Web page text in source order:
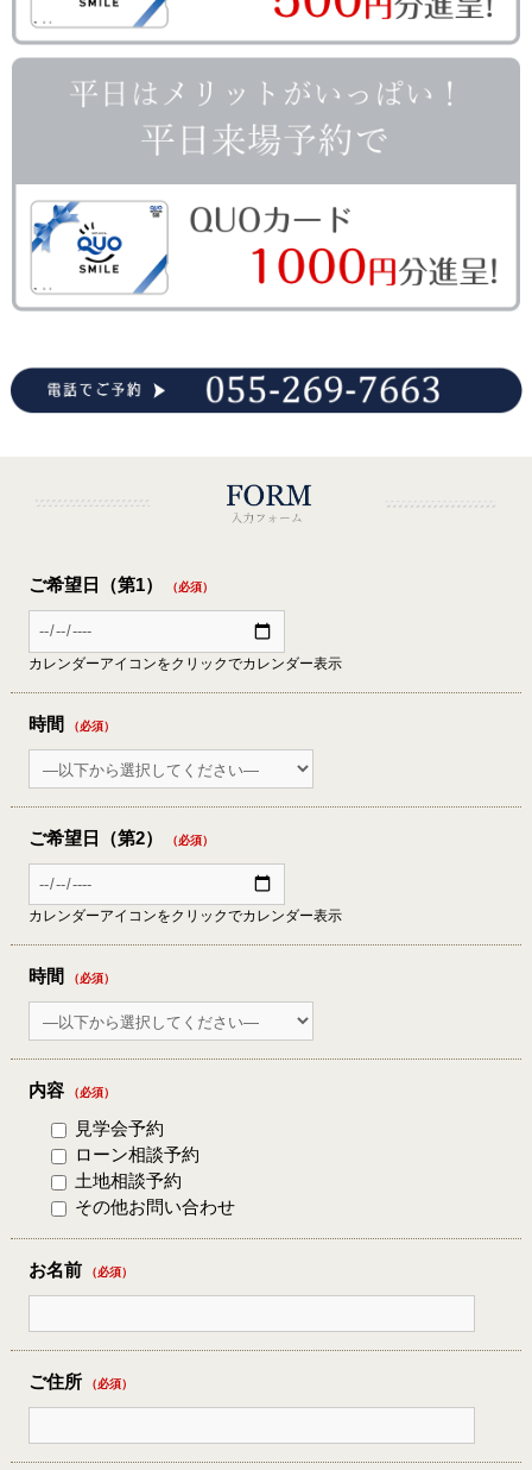
ご希望日（第1） （必須）
カレンダーアイコンをクリックでカレンダー表示
時間 （必須）
ご希望日（第2） （必須）
カレンダーアイコンをクリックでカレンダー表示
時間 （必須）
内容（必須）
見学会予約
ローン相談予約
土地相談予約
その他お問い合わせ
お名前 （必須）
ご住所（必須）